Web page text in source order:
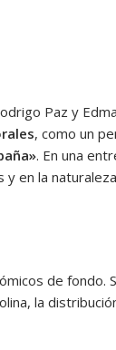
Paz y
, como un
. En una
y en la
de fondo.
la